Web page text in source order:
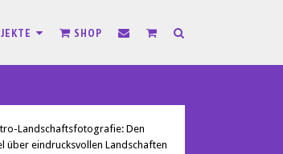
SHOP
Landschaftsfotografie: Den
über eindrucksvollen Landschaften